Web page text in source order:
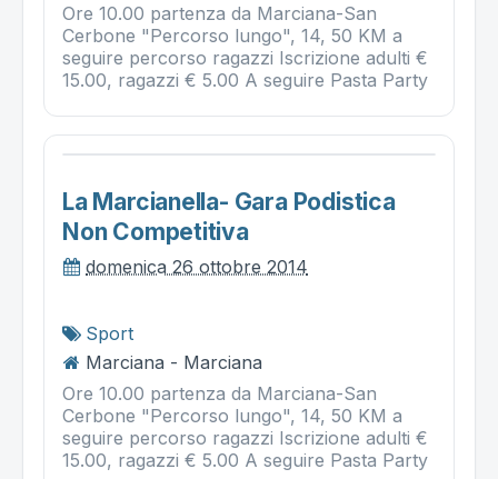
Ore 10.00 partenza da Marciana-San
Cerbone "Percorso lungo", 14, 50 KM a
seguire percorso ragazzi Iscrizione adulti €
15.00, ragazzi € 5.00 A seguire Pasta Party
La Marcianella- Gara Podistica
Non Competitiva
domenica 26 ottobre 2014
Sport
Marciana - Marciana
Ore 10.00 partenza da Marciana-San
Cerbone "Percorso lungo", 14, 50 KM a
seguire percorso ragazzi Iscrizione adulti €
15.00, ragazzi € 5.00 A seguire Pasta Party